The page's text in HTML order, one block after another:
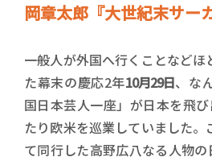
岡章太郎『大世紀末サー
一般人が外国へ行くことなどほ
た幕末の慶応2年10月29日、な
国日本芸人一座」が日本を飛
たり欧米を巡業していました
て同行した高野広八なる人物の